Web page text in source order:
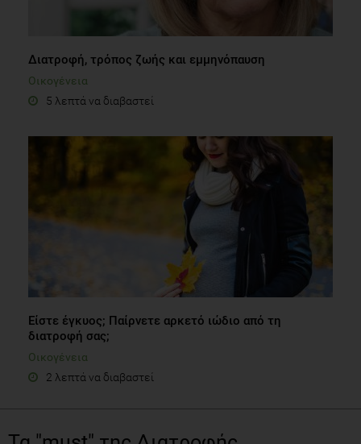
Διατροφή, τρόπος ζωής και εμμηνόπαυση
Οικογένεια
5 λεπτά να διαβαστεί
Είστε έγκυος; Παίρνετε αρκετό ιώδιο από τη
διατροφή σας;
Οικογένεια
2 λεπτά να διαβαστεί